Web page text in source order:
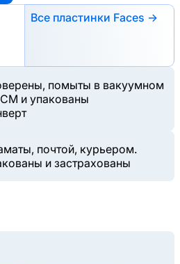
Все пластинки Faces →
помыты в вакуумном
и упакованы
почтой, курьером.
и застрахованы